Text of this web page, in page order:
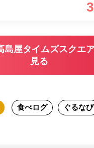
のお食事には贅沢な空間と
予約）■ 完全個室：2室
5～18名用/室）、6000円
人気ですので、お早めに
お顔合わせ、同窓会、ご
島屋タイムズスクエ
見る
食べログ ぐるなび